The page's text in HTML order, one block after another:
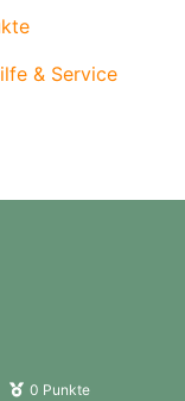
& Service
0 Punkte